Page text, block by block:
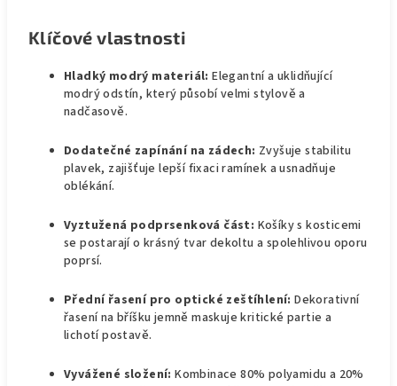
Klíčové vlastnosti
Hladký modrý materiál:Elegantní a uklidňující
modrý odstín, který působí velmi stylově a
nadčasově.
Dodatečné zapínání na zádech: Zvyšuje stabilitu
plavek, zajišťuje lepší fixaci ramínek a usnadňuje
oblékání.
Vyztužená podprsenková část: Košíky s kosticemi
se postarají o krásný tvar dekoltu a spolehlivou oporu
poprsí.
Přední řasení pro optické zeštíhlení:Dekorativní
řasení na bříšku jemně maskuje kritické partie a
lichotí postavě.
Vyvážené složení:Kombinace 80% polyamidu a 20%